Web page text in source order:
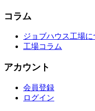
コラム
ジョブハウス工場に
工場コラム
アカウント
会員登録
ログイン